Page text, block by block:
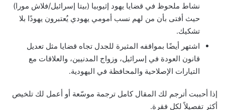
نشاط ملحوظ في قضايا يهود إثيوبيا (بيتا إسرائيل/فلاش مورا)
حيث أفتى بأن من لهم نسب أمومي يهودي يُعتبرون يهودًا بلا
تشكيك.
اشتهر أيضًا بمواقفه المثيرة للجدل تجاه قضايا مثل تعديل
قانون العودة في إسرائيل، وزواج المدنيين، والعلاقات مع
التيارات الإصلاحية والمحافظة في اليهودية.
إذا أحببت أترجم لك المقال كامل ترجمة موسّعة أو أعمل لك تلخيص
أكثر تفصيلاً لكل فقرة.